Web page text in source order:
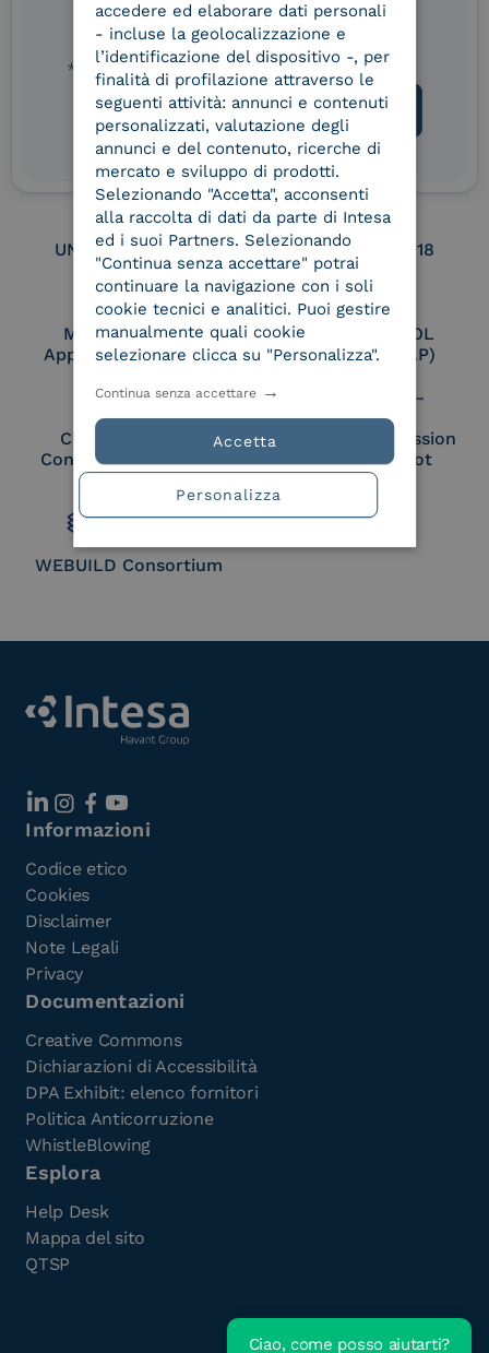
Conservatore
qualificato
UNI EN ISO 37001
UNI EN ISO 9001 UNI EN ISO 27001
UNI EN ISO 27017 UNI EN ISO 27018
Membro Adobe
Approved Trust List
Certified PEPPOL
Access Point (AP)
Cloud Signature
Consortium Member
European Commission
Large Scale Pilot
Member
WEBUILD Consortium
* campo obbligatorio
Informazioni
Codice etico
Cookies
Disclaimer
Note Legali
Privacy
Documentazioni
Creative Commons
Dichiarazioni di Accessibilità
DPA Exhibit: elenco fornitori
Politica Anticorruzione
WhistleBlowing
Esplora
Help Desk
Mappa del sito
QTSP
accedere ed elaborare dati personali
- incluse la geolocalizzazione e
l’identificazione del dispositivo -, per
finalità di profilazione attraverso le
seguenti attività: annunci e contenuti
personalizzati, valutazione degli
annunci e del contenuto, ricerche di
mercato e sviluppo di prodotti.
Selezionando "Accetta", acconsenti
alla raccolta di dati da parte di Intesa
ed i suoi Partners. Selezionando
"Continua senza accettare" potrai
continuare la navigazione con i soli
cookie tecnici e analitici. Puoi gestire
manualmente quali cookie
selezionare clicca su "Personalizza".
Accetta
Continua senza accettare
Personalizza
Ciao, come posso aiutarti?